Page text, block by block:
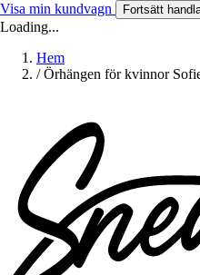
Visa min kundvagn Fortsätt
Loading...
Hem
/ Örhängen för kvinnor